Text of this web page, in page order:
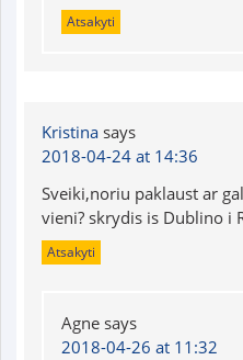
Atsakyti
Kristina says
2018-04-24 at 14:36
Sveiki,noriu paklaust ar
vieni? skrydis is Dublino i
Atsakyti
Agne says
2018-04-26 at 11:32